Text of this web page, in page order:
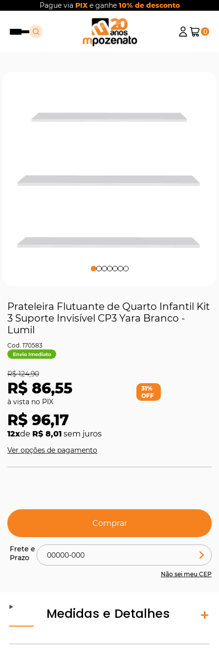
Pague via PIXe ganhe 10% de desconto
0
Prateleira Flutuante de Quarto Infantil Kit
3 Suporte Invisível CP3 Yara Branco -
Lumil
170583
R$ 86,55
R$ 124,90
R$ 96,17
12xde R$ 8,01 sem juros
31%
OFF
Ver opções de pagamento
Comprar
Não sei meu CEP
Medidas e Detalhes